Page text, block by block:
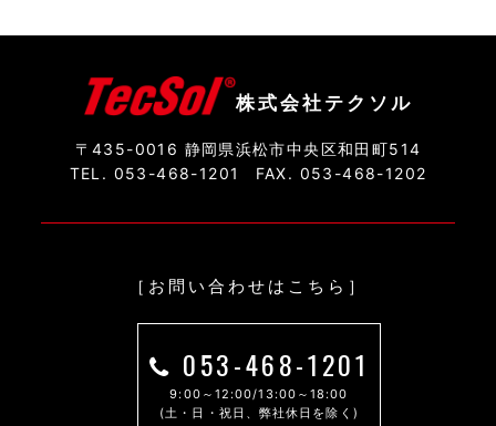
株式会社テクソル
〒435-0016 静岡県浜松市中央区和田町514
TEL. 053-468-1201
FAX. 053-468-1202
［お問い合わせはこちら］
053-468-1201
9:00～12:00/13:00～18:00
(土・日・祝日、弊社休日を除く)